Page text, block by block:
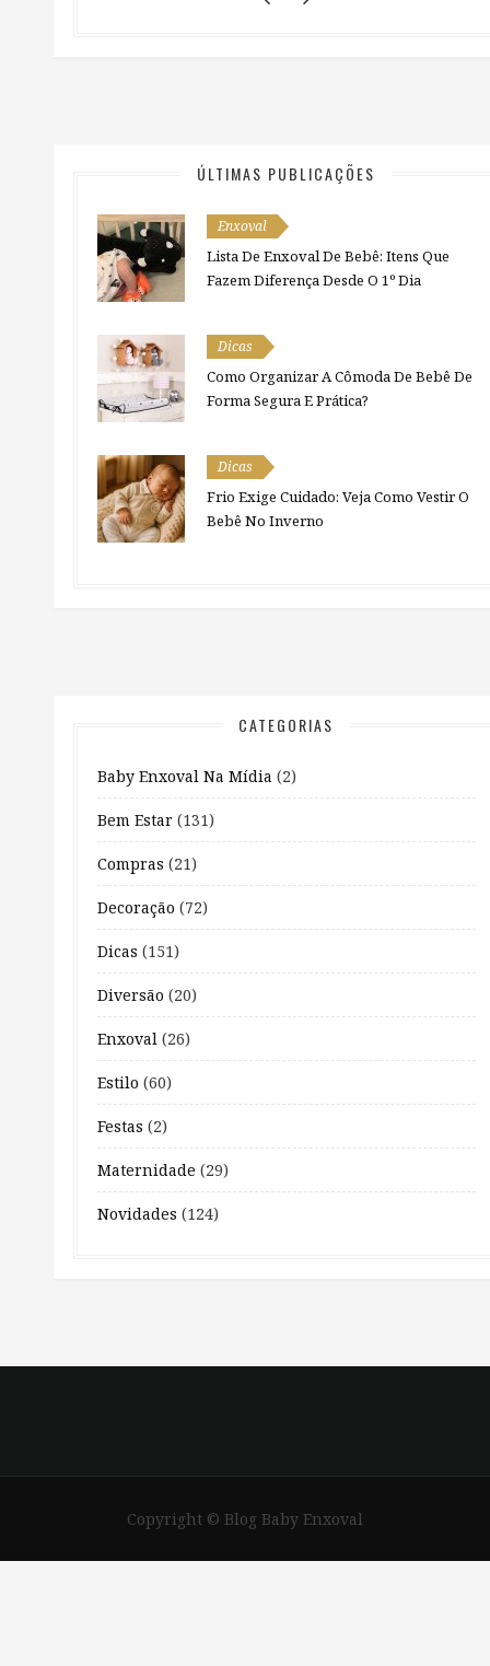
ÚLTIMAS PUBLICAÇÕES
Enxoval
Lista De Enxoval De Bebê: Itens Que
Fazem Diferença Desde O 1º Dia
Dicas
Como Organizar A Cômoda De Bebê De
Forma Segura E Prática?
Dicas
Frio Exige Cuidado: Veja Como Vestir O
Bebê No Inverno
CATEGORIAS
Baby Enxoval Na Mídia (2)
Bem Estar (131)
Compras (21)
Decoração (72)
Dicas (151)
Diversão (20)
Enxoval (26)
Estilo (60)
Festas (2)
Maternidade (29)
Novidades (124)
Copyright © Blog Baby Enxoval